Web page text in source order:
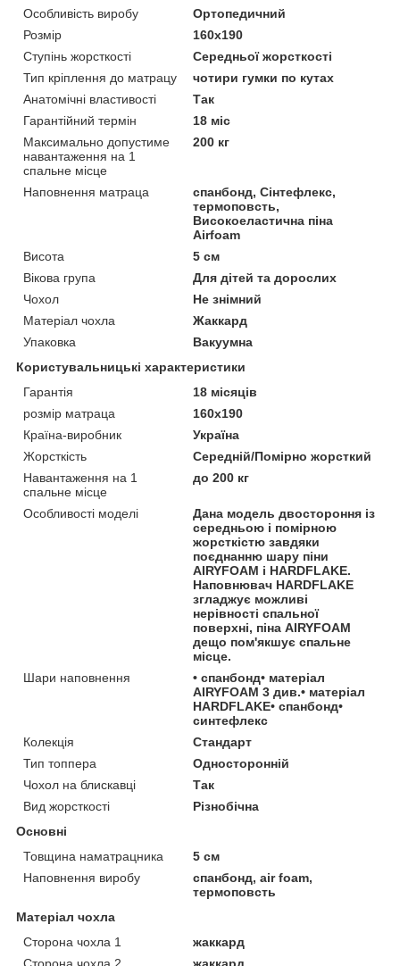
Особливість виробу
Ортопедичний
Розмір
160x190
Ступінь жорсткості
Середньої жорсткості
Тип кріплення до матрацу
чотири гумки по кутах
Анатомічні властивості
Так
Гарантійний термін
18 міс
Максимально допустиме
навантаження на 1
спальне місце
200 кг
Наповнення матраца
спанбонд, Сінтефлекс,
термоповсть,
Високоеластична піна
Airfoam
Висота
5 см
Вікова група
Для дітей та дорослих
Чохол
Не знімний
Матеріал чохла
Жаккард
Упаковка
Вакуумна
Користувальницькі характеристики
Гарантія
18 місяців
розмір матраца
160х190
Країна-виробник
Україна
Жорсткість
Середній/Помірно жорсткий
Навантаження на 1
спальне місце
до 200 кг
Особливості моделі
Дана модель двостороння із
середньою і помірною
жорсткістю завдяки
поєднанню шару піни
AIRYFOAM і HARDFLAKE.
Наповнювач HARDFLAKE
згладжує можливі
нерівності спальної
поверхні, піна AIRYFOAM
дещо пом'якшує спальне
місце.
Шари наповнення
• спанбонд• матеріал
AIRYFOAM 3 див.• матеріал
HARDFLAKE• спанбонд•
синтефлекс
Колекція
Стандарт
Тип топпера
Односторонній
Чохол на блискавці
Так
Вид жорсткості
Різнобічна
Основні
Товщина наматрацника
5 см
Наповнення виробу
спанбонд, air foam,
термоповсть
Матеріал чохла
Сторона чохла 1
жаккард
Сторона чохла 2
жаккард